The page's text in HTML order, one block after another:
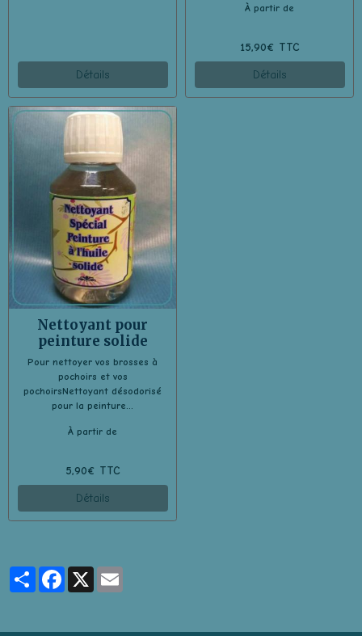
Détails
À partir de
15,90€ TTC
Détails
Nettoyant pour
peinture solide
Pour nettoyer vos brosses à
pochoirs et vos
pochoirsNettoyant désodorisé
pour la peinture...
À partir de
5,90€ TTC
Détails
PartagerFacebook